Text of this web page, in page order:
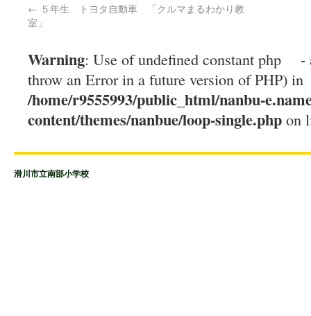
← ５年生 トヨタ自動車 「クルマまるわかり教
室」
Warning: Use of undefined constant php
throw an Error in a future version of PHP) in
/home/r9555993/public_html/nanbu-
content/themes/nanbue/loop-single.php on
滑川市立南部小学校